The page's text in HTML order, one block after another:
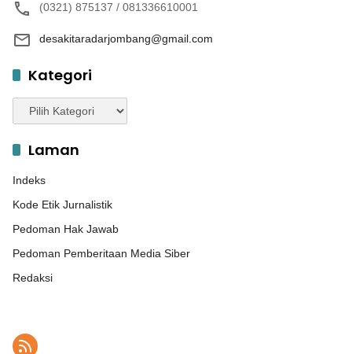
(0321) 875137 / 081336610001
desakitaradarjombang@gmail.com
Kategori
Kategori
Laman
Indeks
Kode Etik Jurnalistik
Pedoman Hak Jawab
Pedoman Pemberitaan Media Siber
Redaksi